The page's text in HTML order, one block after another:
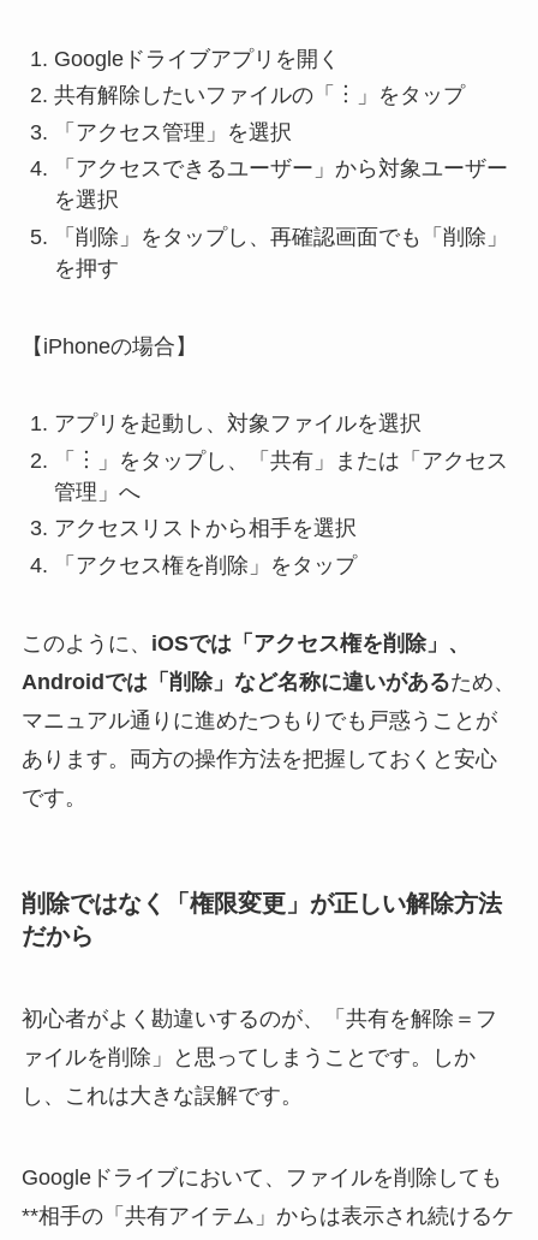
Googleドライブアプリを開く
共有解除したいファイルの「︙」をタップ
「アクセス管理」を選択
「アクセスできるユーザー」から対象ユーザー
を選択
「削除」をタップし、再確認画面でも「削除」
を押す
【iPhoneの場合】
アプリを起動し、対象ファイルを選択
「︙」をタップし、「共有」または「アクセス
管理」へ
アクセスリストから相手を選択
「アクセス権を削除」をタップ
このように、 iOSでは「アクセス権を削除」、
Androidでは「削除」など名称に違いがあるため、
マニュアル通りに進めたつもりでも戸惑うことが
あります。両方の操作方法を把握しておくと安心
です。
削除ではなく「権限変更」が正しい解除方法
だから
初心者がよく勘違いするのが、「共有を解除＝フ
ァイルを削除」と思ってしまうことです。しか
し、これは大きな誤解です。
Googleドライブにおいて、ファイルを削除しても
**相手の「共有アイテム」からは表示され続けるケ